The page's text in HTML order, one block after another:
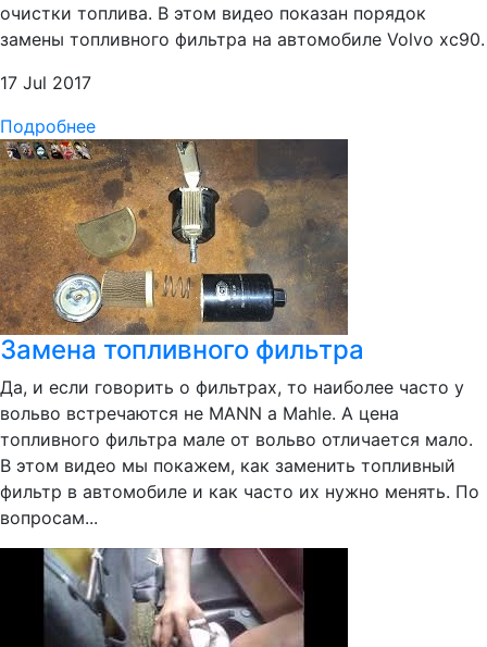
очистки топлива. В этом видео показан порядок
замены топливного фильтра на автомобиле Volvo xc90.
17 Jul 2017
Подробнее
Замена топливного фильтра
Да, и если говорить о фильтрах, то наиболее часто у
вольво встречаются не MANN а Mahle. А цена
топливного фильтра мале от вольво отличается мало.
В этом видео мы покажем, как заменить топливный
фильтр в автомобиле и как часто их нужно менять. По
вопросам...